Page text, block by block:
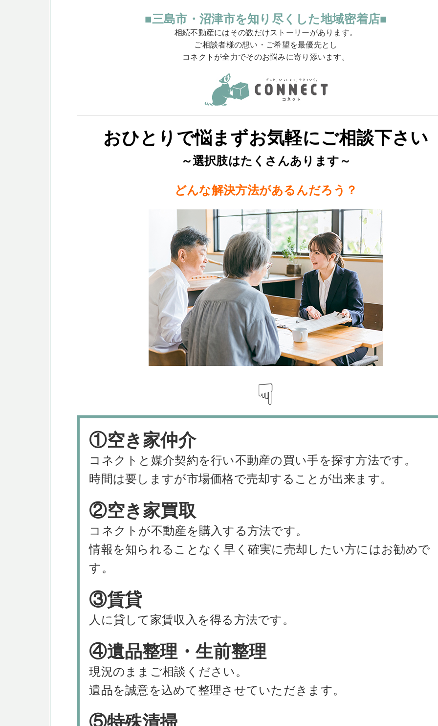
■三島市・沼津市を知り尽くした地域密着店■
相続不動産にはその数だけストーリーがあります。
ご相談者様の想い・ご希望を最優先とし
コネクトが全力でそのお悩みに寄り添います。
おひとりで悩まずお気軽にご相談下さい
～選択肢はたくさんあります～
どんな解決方法があるんだろう？
☟
①空き家仲介
コネクトと媒介契約を行い不動産の買い手を探す方法です。
時間は要しますが市場価格で売却することが出来ます。
②空き家買取
コネクトが不動産を購入する方法です。
情報を知られることなく早く確実に売却したい方にはお勧めで
す。
③賃貸
人に貸して家賃収入を得る方法です。
④遺品整理・生前整理
現況のままご相談ください。
遺品を誠意を込めて整理させていただきます。
⑤特殊清掃